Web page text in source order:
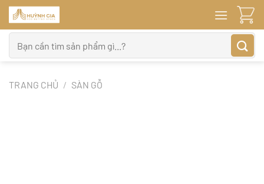
Bỏ
qua
nội
dung
kiếm:
TRANG CHỦ / SÀN GỖ